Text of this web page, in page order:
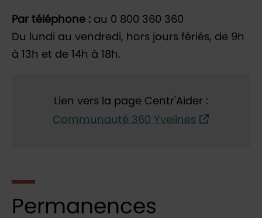
Par téléphone : au 0 800 360 360
Du lundi au vendredi, hors jours fériés, de 9h
à 13h et de 14h à 18h.
Lien vers la page Centr'Aider :
Communauté 360 Yvelines
Permanences